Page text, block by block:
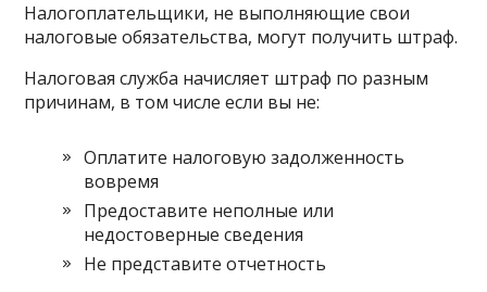
Налогоплательщики, не выполняющие свои
налоговые обязательства, могут получить штраф.
Налоговая служба начисляет штраф по разным
причинам, в том числе если вы не:
Оплатите налоговую задолженность
вовремя
Предоставите неполные или
недостоверные сведения
Не представите отчетность